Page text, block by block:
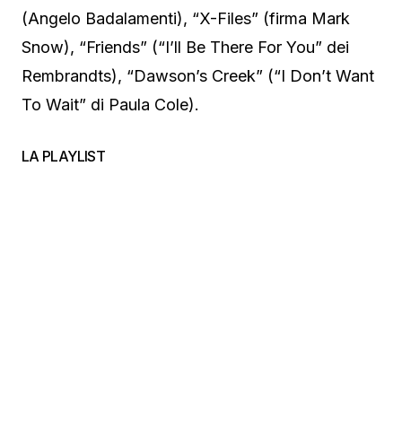
(Angelo Badalamenti), “X-Files” (firma Mark
Snow), “Friends” (“I’ll Be There For You” dei
Rembrandts), “Dawson’s Creek” (“I Don’t Want
To Wait” di Paula Cole).
LA PLAYLIST